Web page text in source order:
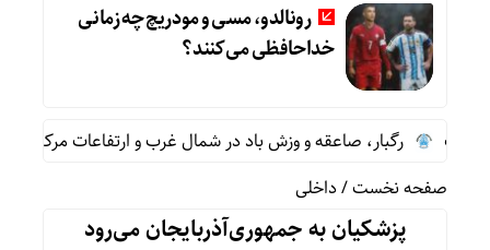
رونالدو، مسی و مودریچ چه زمانی
خداحافظی می‌کنند؟
رگبار، صاعقه و وزش باد در شمال غرب و ارتفاعات مرکزی ایران
صفحه نخست/داخلی
پزشکیان به جمهوری‌آذربایجان می‌رود